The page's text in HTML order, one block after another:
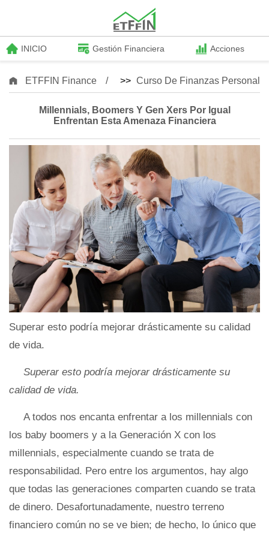
INICIO Gestión Financiera Acciones
ETFFIN Finance >> Curso De Finanzas
Millennials, Boomers Y Gen Xers Por Igual
Enfrentan Esta Amenaza Financiera
Superar esto podría mejorar drásticamente su calidad
de vida.
Superar esto podría mejorar drásticamente su
calidad de vida.
A todos nos encanta enfrentar a los millennials con
los baby boomers y a la Generación X con los
millennials, especialmente cuando se trata de
responsabilidad. Pero entre los argumentos, hay algo
que todas las generaciones comparten cuando se trata
de dinero. Desafortunadamente, nuestro terreno
financiero común no se ve bien; de hecho, lo único que